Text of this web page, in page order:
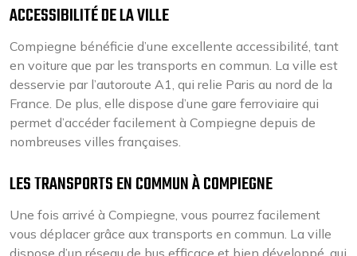
ACCESSIBILITÉ DE LA VILLE
Compiegne bénéficie d’une excellente accessibilité, tant
en voiture que par les transports en commun. La ville est
desservie par l’autoroute A1, qui relie Paris au nord de la
France. De plus, elle dispose d’une gare ferroviaire qui
permet d’accéder facilement à Compiegne depuis de
nombreuses villes françaises.
LES TRANSPORTS EN COMMUN À COMPIEGNE
Une fois arrivé à Compiegne, vous pourrez facilement
vous déplacer grâce aux transports en commun. La ville
dispose d’un réseau de bus efficace et bien développé, qui